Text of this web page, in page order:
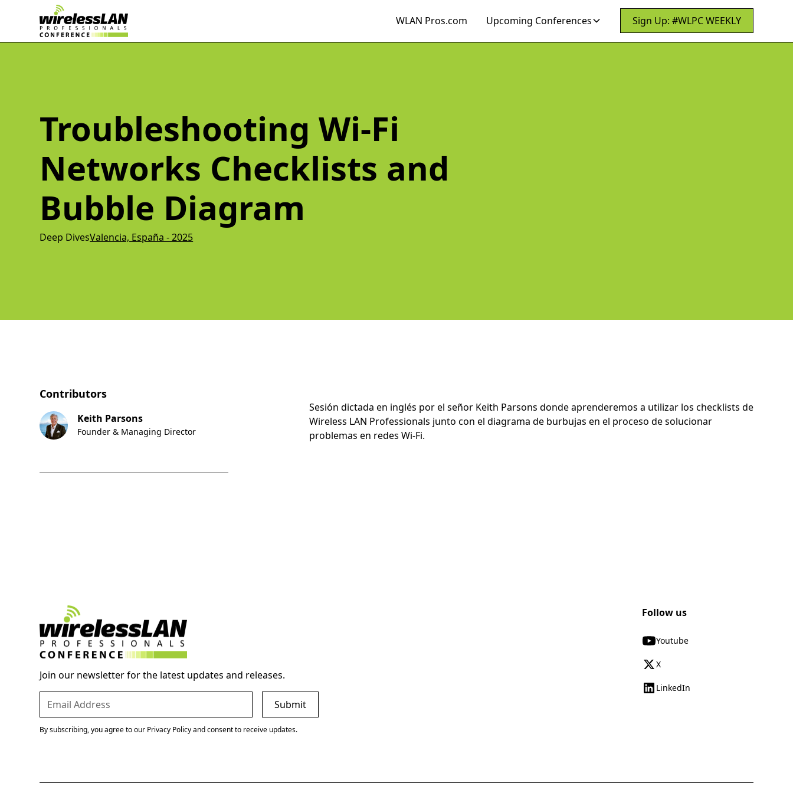
WLAN Pros.com Upcoming Conferences Sign Up: #WLPC WEEKLY
Troubleshooting Wi-Fi
Networks Checklists and
Bubble Diagram
Deep DivesValencia, España - 2025
Contributors
Keith Parsons
Founder & Managing Director
Sesión dictada en inglés por el señor Keith Parsons donde aprenderemos a utilizar los checklists de
Wireless LAN Professionals junto con el diagrama de burbujas en el proceso de solucionar
problemas en redes Wi-Fi.
Join our newsletter for the latest updates and releases.
By subscribing, you agree to our Privacy Policy and consent to receive updates.
Follow us
Youtube
X
LinkedIn